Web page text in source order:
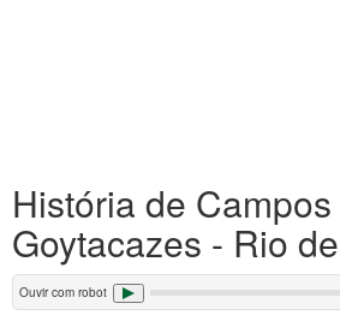
História de
Goytacazes - Rio
Ouvir com robot